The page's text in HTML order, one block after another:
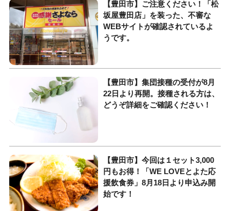
【豊田市】ご注意ください！「松
坂屋豊田店」を装った、不審な
WEBサイトが確認されているよ
うです。
【豊田市】集団接種の受付が8月
22日より再開。接種される方は、
どうぞ詳細をご確認ください！
【豊田市】今回は１セット3,000
円もお得！「WE LOVEとよた応
援飲食券」8月18日より申込み開
始です！